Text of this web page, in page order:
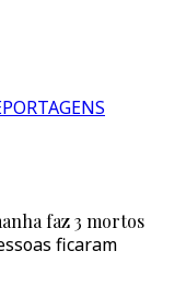
faz 3 mortos
ficaram